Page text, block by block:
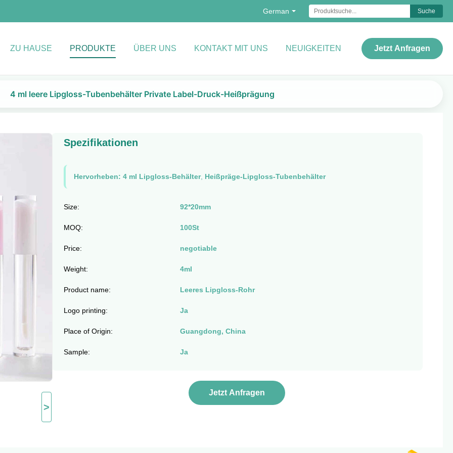
German Suche
ZU HAUSE PRODUKTE ÜBER UNS KONTAKT MIT UNS NEUIGKEITEN Jetzt Anfragen
4 ml leere Lipgloss-Tubenbehälter Private Label-Druck-Heißprägung
>
Spezifikationen
Hervorheben: 4 ml Lipgloss-Behälter, Heißpräge-Lipgloss-Tubenbehälter
Size: 92*20mm
MOQ: 100St
Price: negotiable
Weight: 4ml
Product name: Leeres Lipgloss-Rohr
Logo printing: Ja
Place of Origin: Guangdong, China
Sample: Ja
Jetzt Anfragen